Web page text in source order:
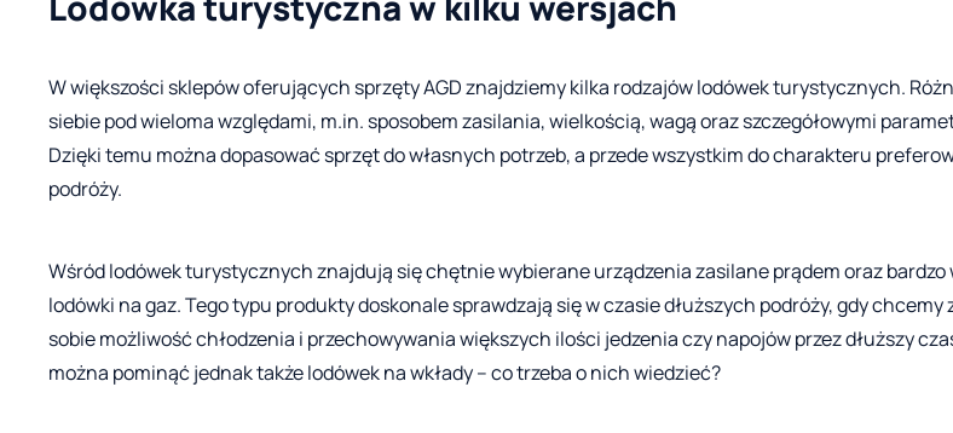
W większości sklepów oferujących sprzęty AGD znajdziemy kilka rodzajów lodówek turystycznych.
siebie pod wieloma względami, m.in. sposobem zasilania, wielkością, wagą oraz szczegółowymi
Dzięki temu można dopasować sprzęt do własnych potrzeb, a przede wszystkim do charakteru
podróży.
Wśród lodówek turystycznych znajdują się chętnie wybierane urządzenia zasilane prądem oraz bardzo
lodówki na gaz. Tego typu produkty doskonale sprawdzają się w czasie dłuższych podróży, gdy chcemy
sobie możliwość chłodzenia i przechowywania większych ilości jedzenia czy napojów przez dłuższy
można pominąć jednak także lodówek na wkłady – co trzeba o nich wiedzieć?